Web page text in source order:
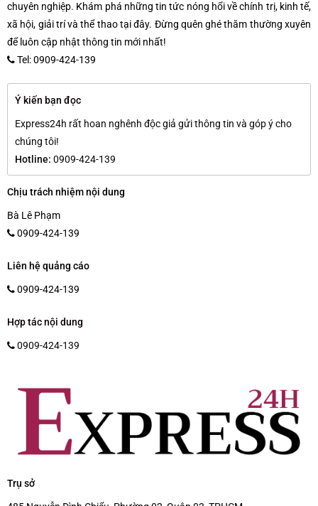
chuyên nghiệp. Khám phá những tin tức nóng hổi về chính trị, kinh tế,
xã hội, giải trí và thể thao tại đây. Đừng quên ghé thăm thường xuyên
để luôn cập nhật thông tin mới nhất!
Tel: 0909-424-139
Ý kiến bạn đọc
Express24h rất hoan nghênh độc giả gửi thông tin và góp ý cho
chúng tôi!
Hotline: 0909-424-139
Chịu trách nhiệm nội dung
Bà Lê Phạm
0909-424-139
Liên hệ quảng cáo
0909-424-139
Hợp tác nội dung
0909-424-139
Trụ sở